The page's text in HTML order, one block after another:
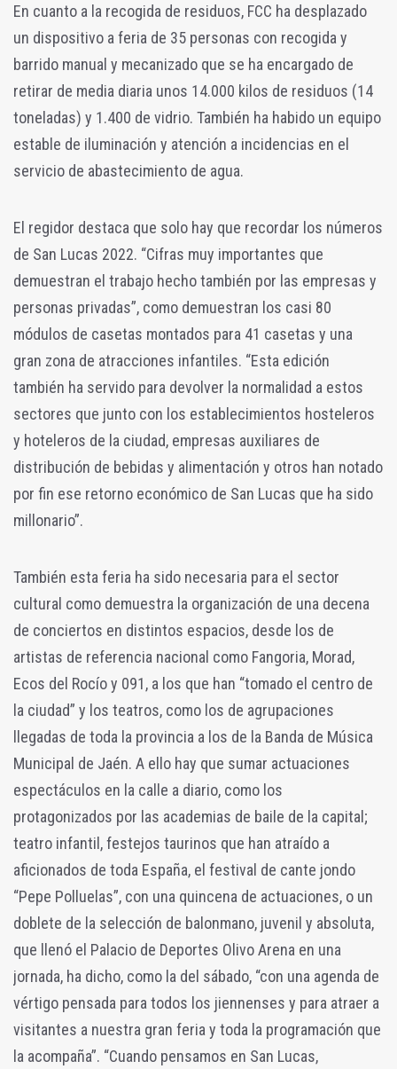
En cuanto a la recogida de residuos, FCC ha desplazado
un dispositivo a feria de 35 personas con recogida y
barrido manual y mecanizado que se ha encargado de
retirar de media diaria unos 14.000 kilos de residuos (14
toneladas) y 1.400 de vidrio. También ha habido un equipo
estable de iluminación y atención a incidencias en el
servicio de abastecimiento de agua.
El regidor destaca que solo hay que recordar los números
de San Lucas 2022. “Cifras muy importantes que
demuestran el trabajo hecho también por las empresas y
personas privadas”, como demuestran los casi 80
módulos de casetas montados para 41 casetas y una
gran zona de atracciones infantiles. “Esta edición
también ha servido para devolver la normalidad a estos
sectores que junto con los establecimientos hosteleros
y hoteleros de la ciudad, empresas auxiliares de
distribución de bebidas y alimentación y otros han notado
por fin ese retorno económico de San Lucas que ha sido
millonario”.
También esta feria ha sido necesaria para el sector
cultural como demuestra la organización de una decena
de conciertos en distintos espacios, desde los de
artistas de referencia nacional como Fangoria, Morad,
Ecos del Rocío y 091, a los que han “tomado el centro de
la ciudad” y los teatros, como los de agrupaciones
llegadas de toda la provincia a los de la Banda de Música
Municipal de Jaén. A ello hay que sumar actuaciones
espectáculos en la calle a diario, como los
protagonizados por las academias de baile de la capital;
teatro infantil, festejos taurinos que han atraído a
aficionados de toda España, el festival de cante jondo
“Pepe Polluelas”, con una quincena de actuaciones, o un
doblete de la selección de balonmano, juvenil y absoluta,
que llenó el Palacio de Deportes Olivo Arena en una
jornada, ha dicho, como la del sábado, “con una agenda de
vértigo pensada para todos los jiennenses y para atraer a
visitantes a nuestra gran feria y toda la programación que
la acompaña”. “Cuando pensamos en San Lucas,